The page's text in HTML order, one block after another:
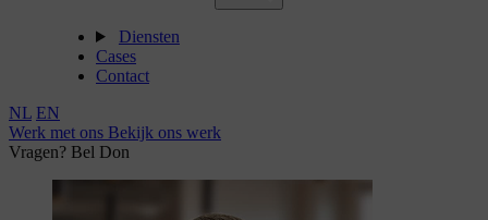
Diensten
Cases
Contact
NL EN
Werk met ons Bekijk ons werk
Vragen? Bel Don